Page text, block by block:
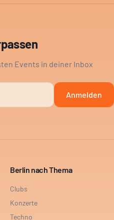
Events in deiner Inbox
Anmelden
Berlin nach Thema
Clubs
Konzerte
Techno